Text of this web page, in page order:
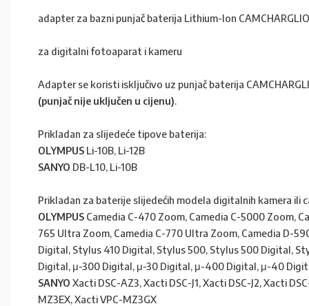
adapter za bazni punjač baterija Lithium-Ion
za digitalni fotoaparat i kameru
Adapter se koristi isključivo uz punjač baterija
(punjač nije uključen u cijenu).
Prikladan za slijedeće tipove baterija:
OLYMPUS Li-10B, Li-12B
SANYO DB-L10, Li-10B
Prikladan za baterije slijedećih modela digitalnih kamera ili
OLYMPUS Camedia C-470 Zoom, Camedia C-5000 Zoom,
765 Ultra Zoom, Camedia C-770 Ultra Zoom, Camedia D-
Digital, Stylus 410 Digital, Stylus 500, Stylus 500 Digital,
Digital, μ-300 Digital, μ-30 Digital, μ-400 Digital, μ-40
SANYO Xacti DSC-AZ3, Xacti DSC-J1, Xacti DSC-J2, Xacti
MZ3EX, Xacti VPC-MZ3GX